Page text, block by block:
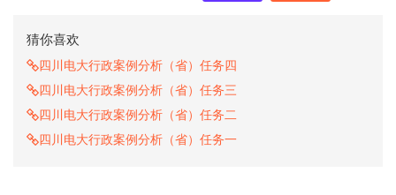
猜你喜欢
四川电大行政案例分析（省）任务四
四川电大行政案例分析（省）任务三
四川电大行政案例分析（省）任务二
四川电大行政案例分析（省）任务一